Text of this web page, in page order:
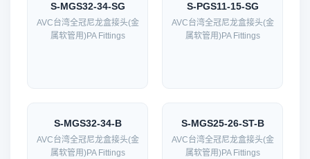
S-MGS32-34-SG
AVC台湾全冠尼龙盒接头(金
属软管用)PA Fittings
S-PGS11-15-SG
AVC台湾全冠尼龙盒接头(金
属软管用)PA Fittings
S-MGS32-34-B
AVC台湾全冠尼龙盒接头(金
属软管用)PA Fittings
S-MGS25-26-ST-B
AVC台湾全冠尼龙盒接头(金
属软管用)PA Fittings